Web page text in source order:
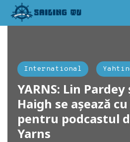
International
YARNS: Lin Pardey
Haigh se așează
pentru podcastul
Yarns